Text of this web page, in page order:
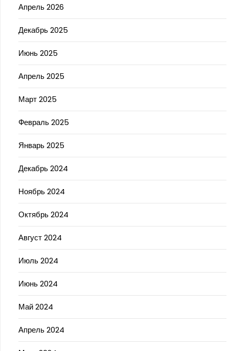
Апрель 2026
Декабрь 2025
Июнь 2025
Апрель 2025
Март 2025
Февраль 2025
Январь 2025
Декабрь 2024
Ноябрь 2024
Октябрь 2024
Август 2024
Июль 2024
Июнь 2024
Май 2024
Апрель 2024